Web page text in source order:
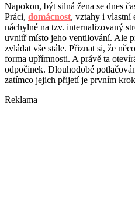
Napokon, být silná žena se dnes
Práci, domácnost, vztahy i vlastní
náchylné na tzv. internalizovaný
uvnitř místo jeho ventilování. Ale
zvládat vše stále. Přiznat si, že
forma upřímnosti. A právě ta
odpočinek. Dlouhodobé
zatímco jejich přijetí je prvním
Reklama